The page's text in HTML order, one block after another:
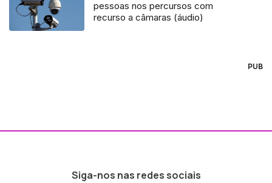
pessoas nos percursos com
recurso a câmaras (áudio)
PUB
Siga-nos nas redes sociais